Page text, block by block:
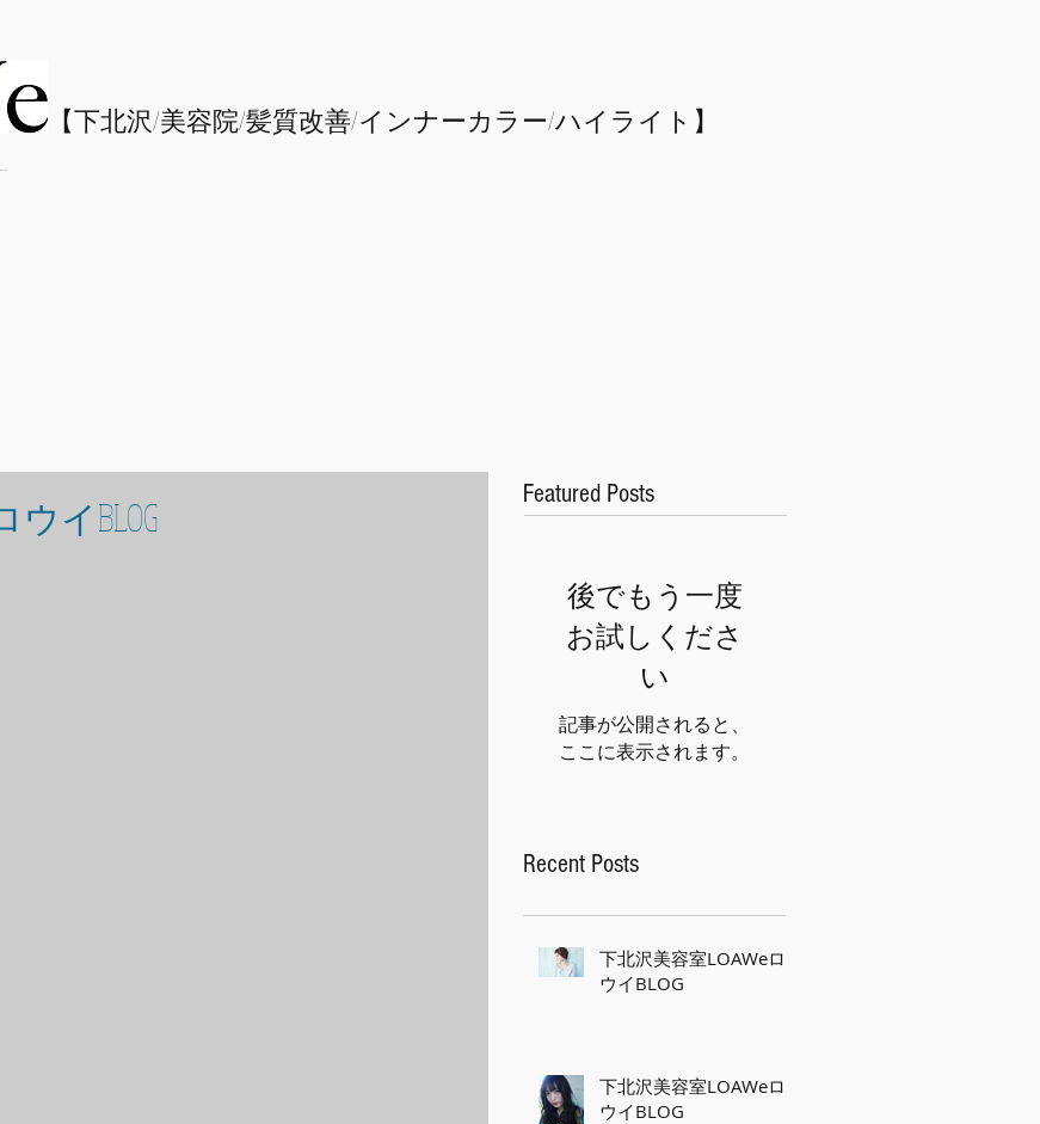
​【下北沢/美容院/髪質改善/インナーカラー/​ハイライト】
イBLOG
Featured Posts
後でもう一度
お試しくださ
い
記事が公開されると、
ここに表示されます。
Recent Posts
下北沢美容室LOAWeロ
ウイBLOG
下北沢美容室LOAWeロ
ウイBLOG